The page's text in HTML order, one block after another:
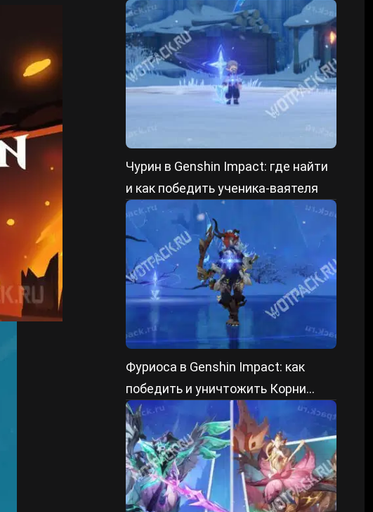
форме и уменьшенном состоянии
Чурин в Genshin Impact: где найти
и как победить ученика-ваятеля
Фуриоса в Genshin Impact: как
победить и уничтожить Корни
преграды